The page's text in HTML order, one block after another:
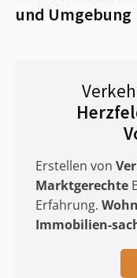
und Umgebung
Erstellen von
Marktgerechte
Erfahrung.
Immobilien-